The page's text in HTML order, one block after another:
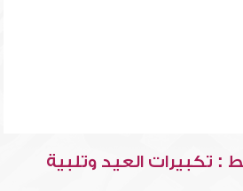
: تكبيرات العيد وتلبية